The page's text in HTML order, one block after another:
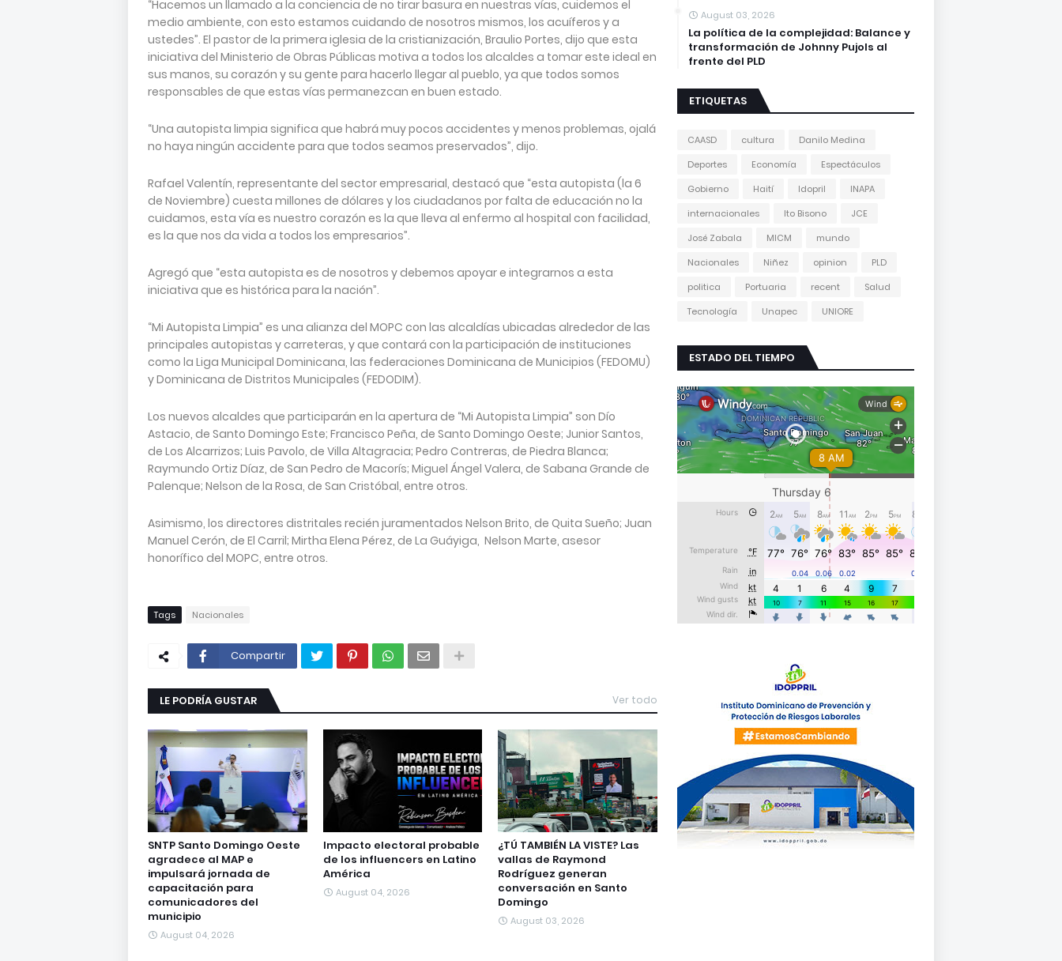
“Hacemos un llamado a la conciencia de no tirar basura en nuestras vías, cuidemos el
medio ambiente, con esto estamos cuidando de nosotros mismos, los acuíferos y a
ustedes”. El pastor de la primera iglesia de la cristianización, Braulio Portes, dijo que esta
iniciativa del Ministerio de Obras Públicas motiva a todos los alcaldes a tomar este ideal en
sus manos, su corazón y su gente para hacerlo llegar al pueblo, ya que todos somos
responsables de que estas vías permanezcan en buen estado.
“Una autopista limpia significa que habrá muy pocos accidentes y menos problemas, ojalá
no haya ningún accidente para que todos seamos preservados”, dijo.
Rafael Valentín, representante del sector empresarial, destacó que “esta autopista (la 6
de Noviembre) cuesta millones de dólares y los ciudadanos por falta de educación no la
cuidamos, esta vía es nuestro corazón es la que lleva al enfermo al hospital con facilidad,
es la que nos da vida a todos los empresarios”.
Agregó que “esta autopista es de nosotros y debemos apoyar e integrarnos a esta
iniciativa que es histórica para la nación”.
“Mi Autopista Limpia” es una alianza del MOPC con las alcaldías ubicadas alrededor de las
principales autopistas y carreteras, y que contará con la participación de instituciones
como la Liga Municipal Dominicana, las federaciones Dominicana de Municipios (FEDOMU)
y Dominicana de Distritos Municipales (FEDODIM).
Los nuevos alcaldes que participarán en la apertura de “Mi Autopista Limpia” son Dío
Astacio, de Santo Domingo Este; Francisco Peña, de Santo Domingo Oeste; Junior Santos,
de Los Alcarrizos; Luis Pavolo, de Villa Altagracia; Pedro Contreras, de Piedra Blanca;
Raymundo Ortiz Díaz, de San Pedro de Macorís; Miguel Ángel Valera, de Sabana Grande de
Palenque; Nelson de la Rosa, de San Cristóbal, entre otros.
Asimismo, los directores distritales recién juramentados Nelson Brito, de Quita Sueño; Juan
Manuel Cerón, de El Carril; Mirtha Elena Pérez, de La Guáyiga, Nelson Marte, asesor
honorífico del MOPC, entre otros.
Tags Nacionales
Compartir
LE PODRÍA GUSTAR Ver todo
SNTP Santo Domingo Oeste
agradece al MAP e
impulsará jornada de
capacitación para
comunicadores del
municipio
August 04, 2026
Impacto electoral probable
de los influencers en Latino
América
August 04, 2026
¿TÚ TAMBIÉN LA VISTE? Las
vallas de Raymond
Rodríguez generan
conversación en Santo
Domingo
August 03, 2026
August 03, 2026
La política de la complejidad: Balance y
transformación de Johnny Pujols al
frente del PLD
ETIQUETAS
CAASD cultura
Danilo Medina
Deportes
Economía
Espectáculos
Gobierno
Haití Idopril
INAPA
internacionales
Ito Bisono
JCE
José Zabala
MICM
mundo
Nacionales
Niñez opinion
PLD
politica
Portuaria recent
Salud
Tecnología
Unapec UNIORE
ESTADO DEL TIEMPO